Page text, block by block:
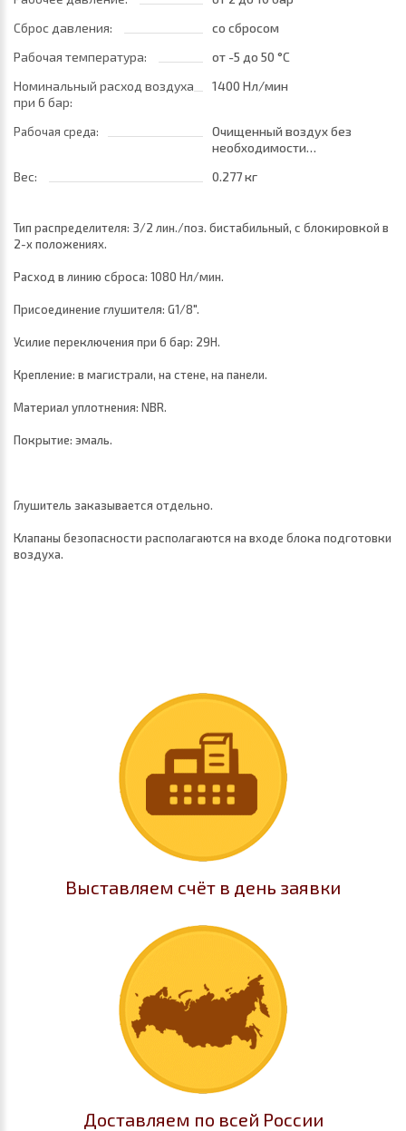
Сброс давления:
со сбросом
Рабочая температура:
от -5 до 50 °C
Номинальный расход воздуха
при 6 бар:
1400 Нл/мин
Рабочая среда:
Очищенный воздух без
необходимости
установка центробежного
очистки воздуха по стандарту
Вес: 0.277 кг
Тип распределителя: 3/2 лин./поз. бистабильный, с блокировкой в
2-х положениях.
Расход в линию сброса: 1080 Нл/мин.
Присоединение глушителя: G1/8".
Усилие переключения при 6 бар: 29Н.
Крепление: в магистрали, на стене, на панели.
Материал уплотнения: NBR.
Покрытие: эмаль.
Глушитель заказывается отдельно.
Клапаны безопасности располагаются на входе блока подготовки
воздуха.
Выставляем счёт в день заявки
Доставляем по всей России